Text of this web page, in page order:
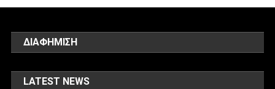
ΔΙΑΦΗΜΙΣΗ
LATEST NEWS